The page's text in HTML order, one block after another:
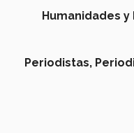
Humanidades y
Periodistas,